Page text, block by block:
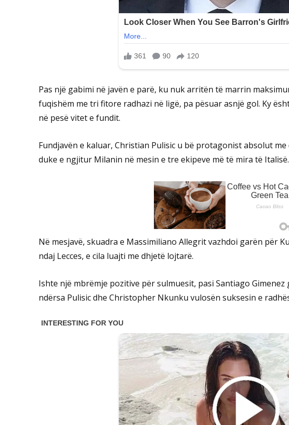
Pas një gabimi në javën e parë, ku nuk arritën të marrin
fuqishëm me tri fitore radhazi në ligë, pa pësuar asnjë gol. Ky
në pesë vitet e fundit.
Fundjavën e kaluar, Christian Pulisic u bë protagonist absolut
duke e ngjitur Milanin në mesin e tre ekipeve më të mira të Italisë.
Në mesjavë, skuadra e Massimiliano Allegrit vazhdoi garën për
ndaj Lecces, e cila luajti me dhjetë lojtarë.
Ishte një mbrëmje pozitive për sulmuesit, pasi Santiago
ndërsa Pulisic dhe Christopher Nkunku vulosën suksesin e